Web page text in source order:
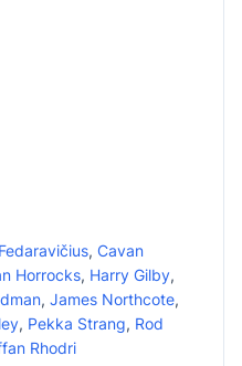
, Cavan
Horrocks, Harry Gilby,
, James Northcote,
, Pekka Strang, Rod
Rhodri